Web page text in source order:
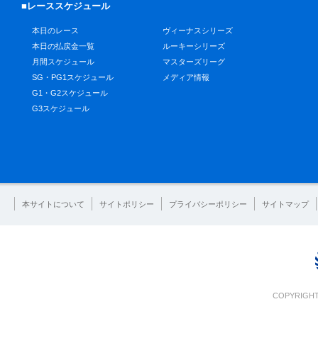
■レーススケジュール
本日のレース
本日の払戻金一覧
月間スケジュール
SG・PG1スケジュール
G1・G2スケジュール
G3スケジュール
ヴィーナスシリーズ
ルーキーシリーズ
マスターズリーグ
メディア情報
本サイトについて サイトポリシー プライバシーポリシー サイトマップ